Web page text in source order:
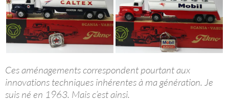
Ces aménagements correspondent pourtant aux
innovations techniques inhérentes à ma génération. Je
suis né en 1963. Mais c’est ainsi.